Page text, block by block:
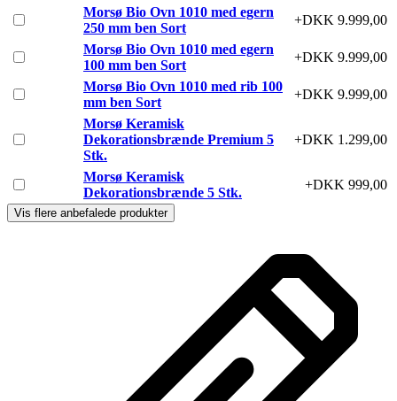
Morsø Bio Ovn 1010 med egern
250 mm ben Sort
+DKK 9.999,00
Morsø Bio Ovn 1010 med egern
100 mm ben Sort
+DKK 9.999,00
Morsø Bio Ovn 1010 med rib 100
mm ben Sort
+DKK 9.999,00
Morsø Keramisk
Dekorationsbrænde Premium 5
Stk.
+DKK 1.299,00
Morsø Keramisk
Dekorationsbrænde 5 Stk.
+DKK 999,00
Vis flere anbefalede produkter